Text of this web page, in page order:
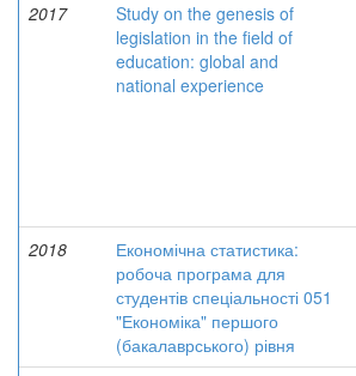
2017
Study on the genesis of
legislation in the field of
education: global and
national experience
2018
Економічна статистика:
робоча програма для
студентів спеціальності 051
"Економіка" першого
(бакалаврського) рівня